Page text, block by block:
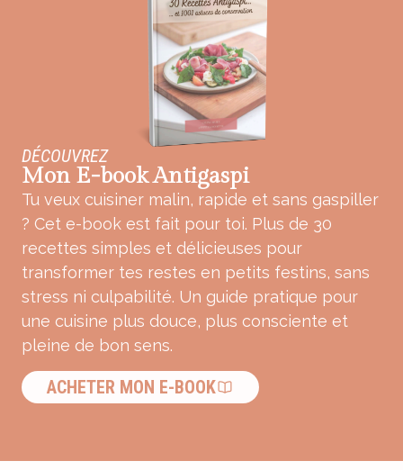
DÉCOUVREZ
Mon E-book Antigaspi
Tu veux cuisiner malin, rapide et sans gaspiller
? Cet e-book est fait pour toi. Plus de 30
recettes simples et délicieuses pour
transformer tes restes en petits festins, sans
stress ni culpabilité. Un guide pratique pour
une cuisine plus douce, plus consciente et
pleine de bon sens.
ACHETER MON E-BOOK